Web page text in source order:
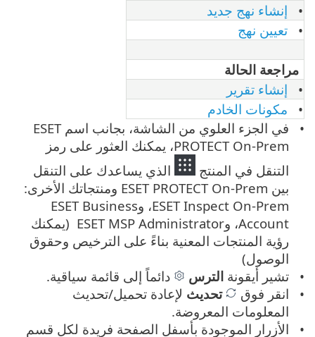
إنشاء نهج جديد
تعيين نهج
مراجعة الحالة
إنشاء تقرير
مكونات الخادم
في الجزء العلوي من الشاشة، بجانب اسم ESET
PROTECT On-Prem، يمكنك العثور على رمز
التنقل في المنتج
الذي يساعدك على التنقل
بين ESET PROTECT On-Prem ومنتجاتك الأخرى:
ESET Inspect On-Prem، وESET Business
Account، وESET MSP Administrator (يمكنك
رؤية المنتجات المعنية بناءً على الترخيص وحقوق
الوصول)
تشير أيقونةالترس
دائماً إلى قائمة سياقية.
انقر فوق
تحديث لإعادة تحميل/تحديث
المعلومات المعروضة.
الأزرار الموجودة بأسفل الصفحة فريدة لكل قسم